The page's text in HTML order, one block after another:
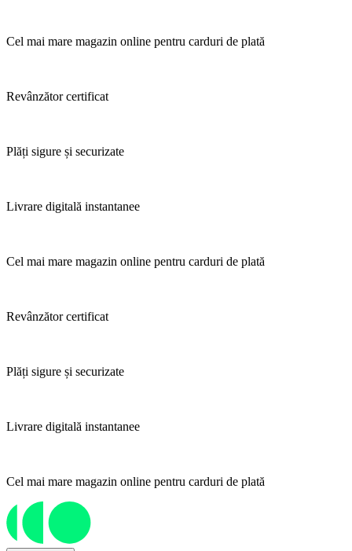
Cel mai mare magazin online pentru carduri de plată
Revânzător certificat
Plăți sigure și securizate
Livrare digitală instantanee
Cel mai mare magazin online pentru carduri de plată
Revânzător certificat
Plăți sigure și securizate
Livrare digitală instantanee
Cel mai mare magazin online pentru carduri de plată